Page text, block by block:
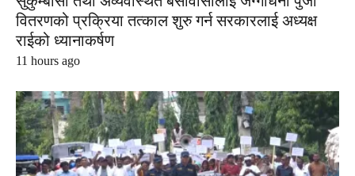
वितरणको प्रक्रिया तत्काल शुरु गर्न सरकारलाई अध्यक्ष
राईको ध्यानाकर्षण
11 hours ago